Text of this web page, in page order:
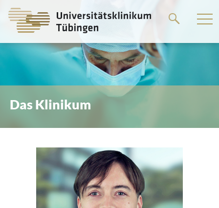
zum
Das Klinikum